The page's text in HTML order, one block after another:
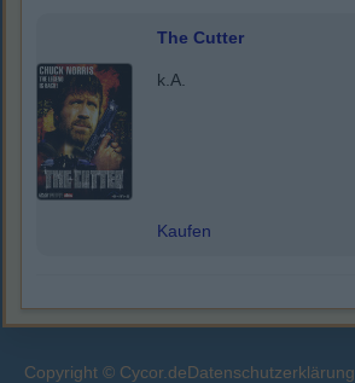
The Cutter
k.A.
Kaufen
Copyright © Cycor.deDatenschutzerklärung